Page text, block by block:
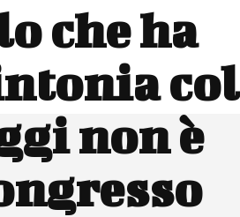
che ha
col
non è